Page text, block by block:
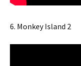
6. Monkey Island 2